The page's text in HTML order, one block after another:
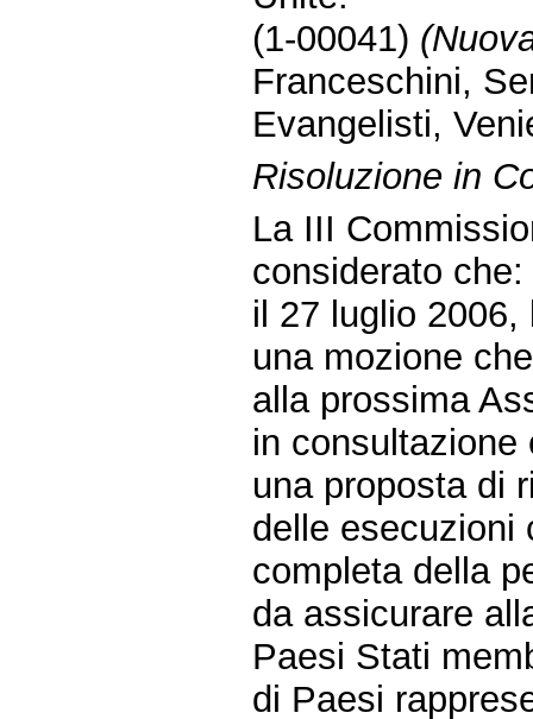
(1-00041)
Franceschini,
Evangelisti,
Risoluzione in
La III
considerato che:
il 27 luglio
una mozione
alla prossima
in
una proposta di
delle esecuzioni
completa della
da assicurare
Paesi Stati
di Paesi